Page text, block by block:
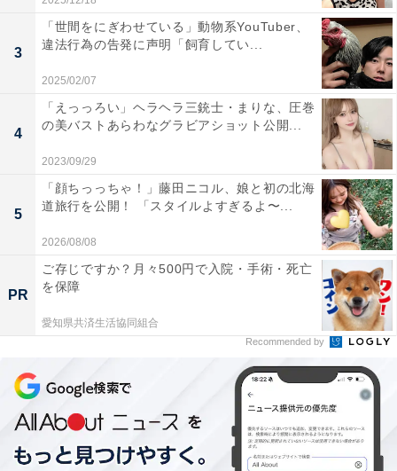
3
「世間をにぎわせている」動物系YouTuber、
違法行為の告発に声明「飼育してい...
2025/02/07
4
「えっっろい」ヘラヘラ三銃士・まりな、圧巻
の美バストあらわなグラビアショット公開...
2023/09/29
5
「顔ちっっちゃ！」藤田ニコル、娘と初の北海
道旅行を公開！ 「スタイルよすぎるよ〜...
2026/08/08
PR
ご存じですか？月々500円で入院・手術・死亡
を保障
愛知県共済生活協同組合
Recommended by